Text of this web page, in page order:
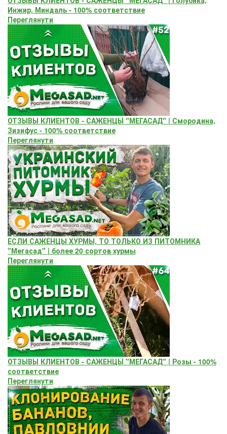
Инжир, Миндаль - 100% соответствие
Переглянути
ОТЗЫВЫ КЛИЕНТОВ - САЖЕНЦЫ "МЕГАСАД" | Смородина,
Зизифус - 100% соответствие
Переглянути
ЕСЛИ САЖЕНЦЫ ХУРМЫ, ТО ТОЛЬКО ИЗ ПИТОМНИКА
"Мегасад" | более 20 сортов хурмы
Переглянути
ОТЗЫВЫ КЛИЕНТОВ - САЖЕНЦЫ "МЕГАСАД" | Розы - 100%
соответствие
Переглянути